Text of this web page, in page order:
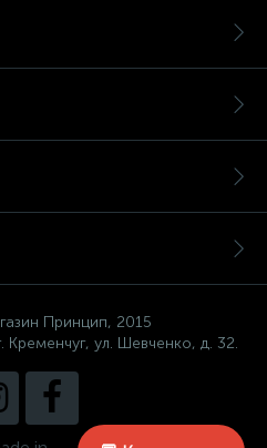
Принцип, 2015
Кременчуг, ул. Шевченко, д. 32.